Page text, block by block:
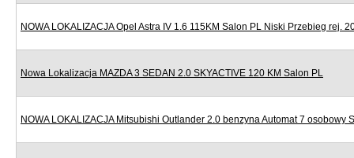
NOWA LOKALIZACJA Opel Astra IV 1.6 115KM Salon PL Niski Przebieg rej.
Nowa Lokalizacja MAZDA 3 SEDAN 2.0 SKYACTIVE 120 KM Salon PL
NOWA LOKALIZACJA Mitsubishi Outlander 2.0 benzyna Automat 7 osobowy